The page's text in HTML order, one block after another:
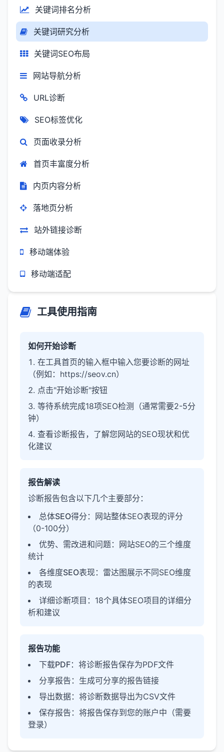
关键词排名分析
关键词研究分析
关键词SEO布局
网站导航分析
URL诊断
SEO标签优化
页面收录分析
首页丰富度分析
内页内容分析
落地页分析
站外链接诊断
移动端体验
移动端适配
工具使用指南
如何开始诊断
在工具首页的输入框中输入您要诊断的网址
（例如：https://seov.cn）
点击"开始诊断"按钮
等待系统完成18项SEO检测（通常需要2-5分
钟）
查看诊断报告，了解您网站的SEO现状和优
化建议
报告解读
诊断报告包含以下几个主要部分：
总体SEO得分 ：网站整体SEO表现的评分
（0-100分）
优势、需改进和问题：网站SEO的三个维度
统计
各维度SEO表现：雷达图展示不同SEO维度
的表现
详细诊断项目 ：18个具体SEO项目的详细分
析和建议
报告功能
下载PDF：将诊断报告保存为PDF文件
分享报告 ：生成可分享的报告链接
导出数据：将诊断数据导出为CSV文件
保存报告 ：将报告保存到您的账户中（需要
登录）